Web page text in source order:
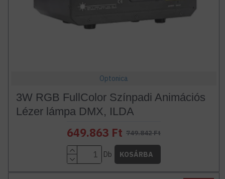
Optonica
3W RGB FullColor Színpadi Animációs
Lézer lámpa DMX, ILDA
649.863 Ft 749.842 Ft
Db KOSÁRBA